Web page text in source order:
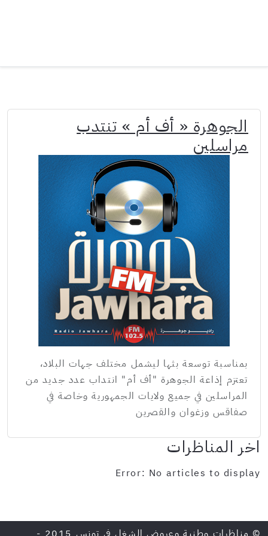
الجوهرة « أف أم » تنتدب
مراسلين
بمناسبة توسعة بثها ليشمل مختلف جهات البلاد،
تعتزم إذاعة الجوهرة "أف أم" انتداب عدد جديد من
المراسلين في جميع ولايات الجمهورية وخاصة في
صفاقس وزغوان والقصرين
اخر المناظرات
Error: No articles to display